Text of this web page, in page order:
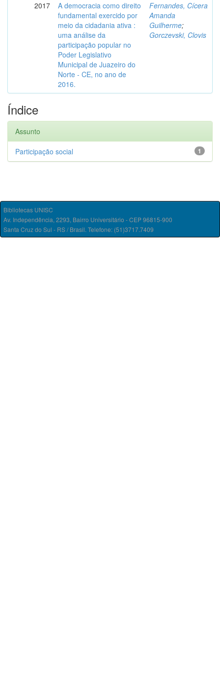
2017
A democracia como direito
fundamental exercido por
meio da cidadania ativa :
uma análise da
participação popular no
Poder Legislativo
Municipal de Juazeiro do
Norte - CE, no ano de
2016.
Fernandes, Cícera
Amanda
Guilherme;
Gorczevski, Clovis
Índice
Assunto
1
Participação social
Bibliotecas UNISC
Av. Independência, 2293, Bairro Universitário - CEP 96815-900
Santa Cruz do Sul - RS / Brasil. Telefone: (51)3717.7409